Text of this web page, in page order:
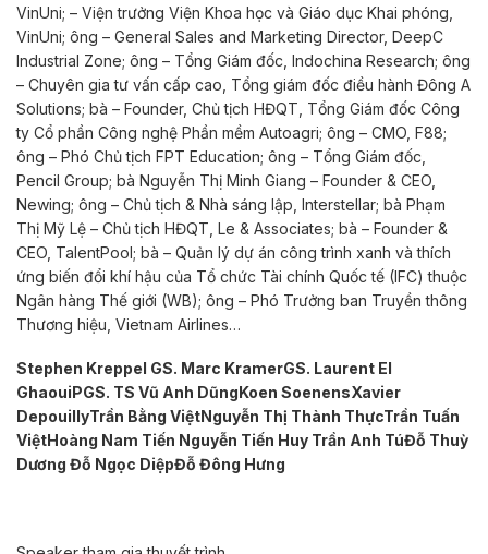
VinUni; – Viện trưởng Viện Khoa học và Giáo dục Khai phóng,
VinUni; ông – General Sales and Marketing Director, DeepC
Industrial Zone; ông – Tổng Giám đốc, Indochina Research; ông
– Chuyên gia tư vấn cấp cao, Tổng giám đốc điều hành Đông A
Solutions; bà – Founder, Chủ tịch HĐQT, Tổng Giám đốc Công
ty Cổ phần Công nghệ Phần mềm Autoagri; ông – CMO, F88;
ông – Phó Chủ tịch FPT Education; ông – Tổng Giám đốc,
Pencil Group; bà Nguyễn Thị Minh Giang – Founder & CEO,
Newing; ông – Chủ tịch & Nhà sáng lập, Interstellar; bà Phạm
Thị Mỹ Lệ – Chủ tịch HĐQT, Le & Associates; bà – Founder &
CEO, TalentPool; bà – Quản lý dự án công trình xanh và thích
ứng biến đổi khí hậu của Tổ chức Tài chính Quốc tế (IFC) thuộc
Ngân hàng Thế giới (WB); ông – Phó Trưởng ban Truyền thông
Thương hiệu, Vietnam Airlines…
Stephen Kreppel GS. Marc KramerGS. Laurent El
Ghaoui PGS. TS Vũ Anh Dũng Koen SoenensXavier
DepouillyTrần Bằng ViệtNguyễn Thị Thành ThựcTrần Tuấn
ViệtHoàng Nam Tiến Nguyễn Tiến Huy Trần Anh TúĐỗ Thuỳ
Dương Đỗ Ngọc DiệpĐỗ Đông Hưng